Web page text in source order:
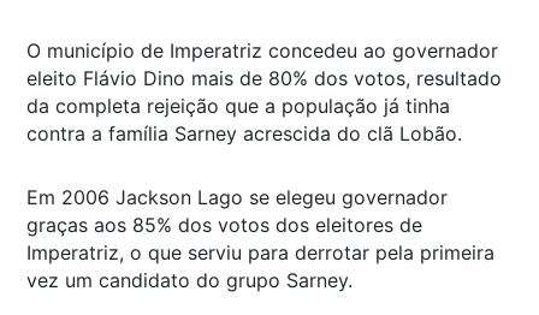
O município de Imperatriz concedeu ao governador
eleito Flávio Dino mais de 80% dos votos, resultado
da completa rejeição que a população já tinha
contra a família Sarney acrescida do clã Lobão.
Em 2006 Jackson Lago se elegeu governador
graças aos 85% dos votos dos eleitores de
Imperatriz, o que serviu para derrotar pela primeira
vez um candidato do grupo Sarney.